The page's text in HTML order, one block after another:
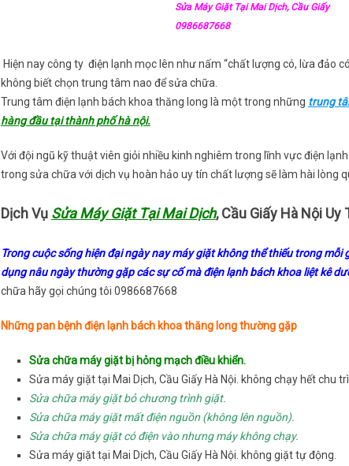
Sửa Máy Giặt Tại Mai Dịch, Cầu Giấy
0986687668
Hiện nay công ty điện lạnh mọc lên như nấm “chất lượng có, lừa đảo
không biết chọn trung tâm nao để sửa chữa.
Trung tâm điện lạnh bách khoa thăng long là một trong những trung
hàng đầu tại thành phố hà nội.
Với đội ngũ kỹ thuật viên giỏi nhiều kinh nghiêm trong lĩnh vực điện
trong sửa chữa với dịch vụ hoàn hảo uy tín chất lượng sẽ làm hài lòng
Dịch Vụ Sửa Máy Giặt Tại Mai Dịch, Cầu Giấy Hà Nội
Trong cuộc sống hiện đại ngày nay máy giặt không thể thiếu trong mỗi
dụng nâu ngày thường gặp các sự cố mà điện lạnh bách khoa liệt kê
chữa hãy gọi chúng tôi 0986687668
Những pan bệnh điện lạnh bách khoa thăng long thường gặp
Sửa chữa máy giặt bị hỏng mạch điều khiển.
Sửa máy giặt tại Mai Dịch, Cầu Giấy Hà Nội. không chạy hết chu
Sửa chữa máy giặt bỏ chương trình giặt.
Sửa chữa máy giặt mất điện nguồn (không lên nguồn).
Sửa chữa máy giặt có điện vào nhưng máy không chạy.
Sửa máy giặt tại Mai Dịch, Cầu Giấy Hà Nội. không giặt tự động.